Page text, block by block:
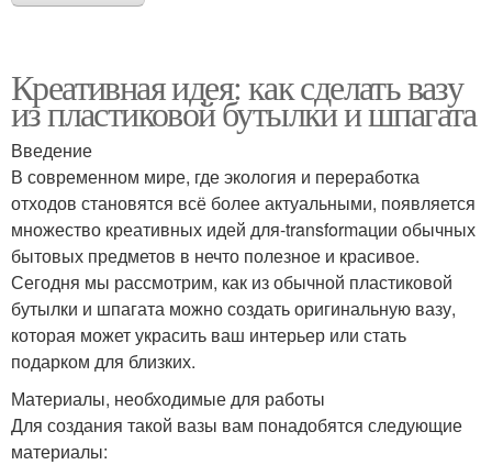
Креативная идея: как сделать вазу
из пластиковой бутылки и шпагата
Введение
В современном мире, где экология и переработка
отходов становятся всё более актуальными, появляется
множество креативных идей для-transformации обычных
бытовых предметов в нечто полезное и красивое.
Сегодня мы рассмотрим, как из обычной пластиковой
бутылки и шпагата можно создать оригинальную вазу,
которая может украсить ваш интерьер или стать
подарком для близких.
Материалы, необходимые для работы
Для создания такой вазы вам понадобятся следующие
материалы: